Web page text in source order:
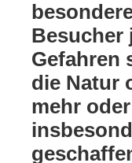
Besucher
Gefahren
die Natur
mehr